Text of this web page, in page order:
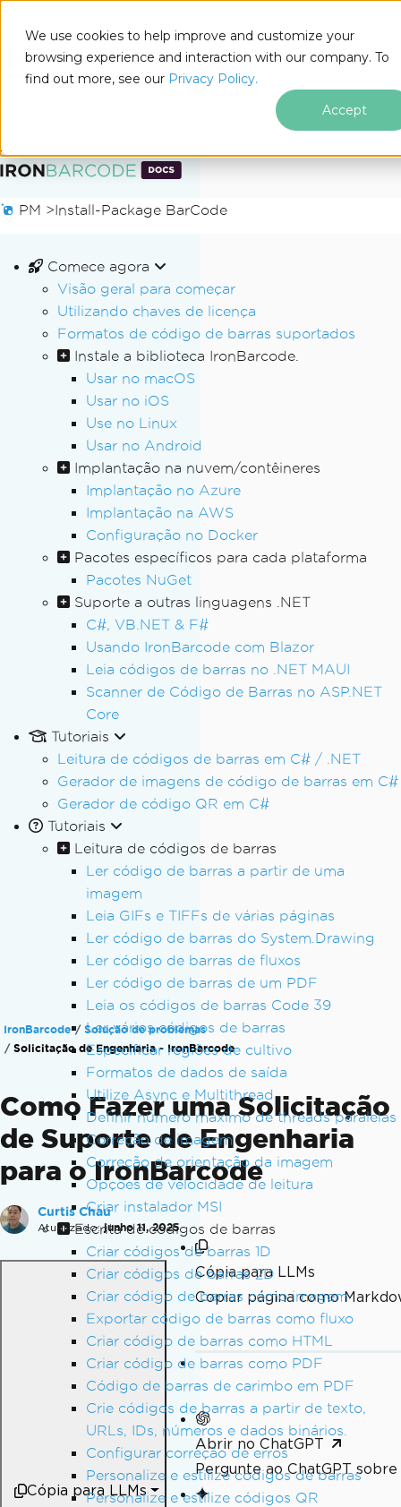
We use cookies to help improve and customize your
browsing experience and interaction with our company. To
find out more, see our Privacy Policy.
Accept
Ir para o conteúdo do rodapé
Docs
PM >Install-Package BarCode
Comece agora
Visão geral para começar
Utilizando chaves de licença
Formatos de código de barras suportados
Instale a biblioteca IronBarcode.
Usar no macOS
Usar no iOS
Use no Linux
Usar no Android
Implantação na nuvem/contêineres
Implantação no Azure
Implantação na AWS
Configuração no Docker
Pacotes específicos para cada plataforma
Pacotes NuGet
Suporte a outras linguagens .NET
C#, VB.NET & F#
Usando IronBarcode com Blazor
Leia códigos de barras no .NET MAUI
Scanner de Código de Barras no ASP.NET
Core
Tutoriais
Leitura de códigos de barras em C# / .NET
Gerador de imagens de código de barras em C#
Gerador de código QR em C#
Tutoriais
Leitura de códigos de barras
Ler código de barras a partir de uma
imagem
Leia GIFs e TIFFs de várias páginas
Ler código de barras do System.Drawing
Ler código de barras de fluxos
Ler código de barras de um PDF
Leia os códigos de barras Code 39
Ler vários códigos de barras
Especificar regiões de cultivo
Formatos de dados de saída
Utilize Async e Multithread
Definir número máximo de threads paralelas
Correção de imagem
Correção de orientação da imagem
Opções de velocidade de leitura
Criar instalador MSI
Escrita de códigos de barras
Criar códigos de barras 1D
Criar códigos de barras 2D
Criar código de barras como imagem
Exportar código de barras como fluxo
Criar código de barras como HTML
Criar código de barras como PDF
Código de barras de carimbo em PDF
Crie códigos de barras a partir de texto,
URLs, IDs, números e dados binários.
Configurar correção de erros
Personalize e estilize códigos de barras
Personalize e estilize códigos QR
IronBarcode
Solução de problemas
Solicitação de Engenharia - IronBarcode
Como Fazer uma Solicitação
de Suporte de Engenharia
para o IronBarcode
Curtis Chau
Atualizado: junho 11, 2025
Cópia para LLMs
Cópia para LLMs
Copiar página como
Abrir no ChatGPT
Pergunte ao ChatGPT sobre